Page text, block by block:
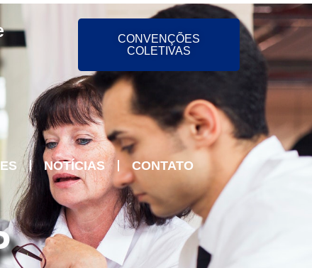
CONVENÇÕES
COLETIVAS
NOTÍCIAS CONTATO